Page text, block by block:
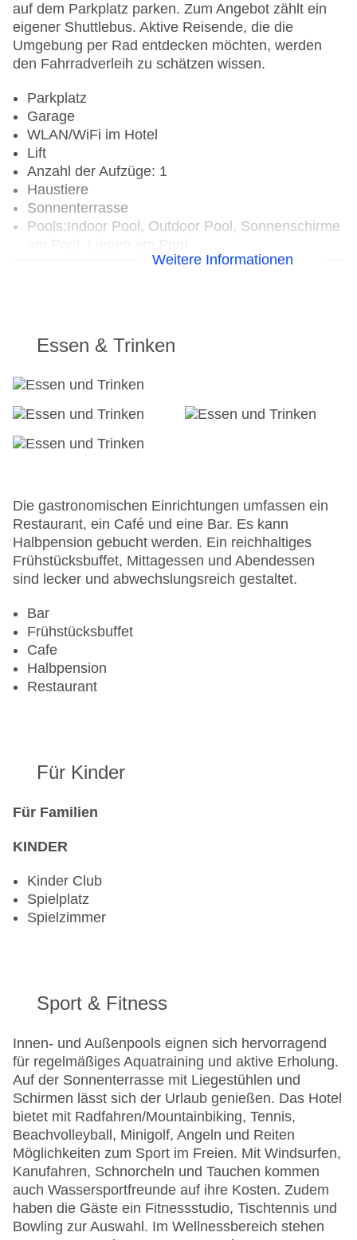
auf dem Parkplatz parken. Zum Angebot zählt ein
eigener Shuttlebus. Aktive Reisende, die die
Umgebung per Rad entdecken möchten, werden
den Fahrradverleih zu schätzen wissen.
Parkplatz
Garage
WLAN/WiFi im Hotel
Lift
Anzahl der Aufzüge: 1
Haustiere
Sonnenterrasse
Pools:Indoor Pool, Outdoor Pool, Sonnenschirme
Landeskategorie: 4 SterneWeitere Informationen
Essen & Trinken
Die gastronomischen Einrichtungen umfassen ein
Restaurant, ein Café und eine Bar. Es kann
Halbpension gebucht werden. Ein reichhaltiges
Frühstücksbuffet, Mittagessen und Abendessen
sind lecker und abwechslungsreich gestaltet.
Bar
Frühstücksbuffet
Cafe
Halbpension
Restaurant
Für Kinder
Für Familien
KINDER
Kinder Club
Spielplatz
Spielzimmer
Sport & Fitness
Innen- und Außenpools eignen sich hervorragend
für regelmäßiges Aquatraining und aktive Erholung.
Auf der Sonnenterrasse mit Liegestühlen und
Schirmen lässt sich der Urlaub genießen. Das Hotel
bietet mit Radfahren/Mountainbiking, Tennis,
Beachvolleyball, Minigolf, Angeln und Reiten
Möglichkeiten zum Sport im Freien. Mit Windsurfen,
Kanufahren, Schnorcheln und Tauchen kommen
auch Wassersportfreunde auf ihre Kosten. Zudem
haben die Gäste ein Fitnessstudio, Tischtennis und
Bowling zur Auswahl. Im Wellnessbereich stehen